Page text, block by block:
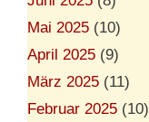
Mai 2025 (10)
April 2025 (9)
März 2025 (11)
Februar 2025 (10)